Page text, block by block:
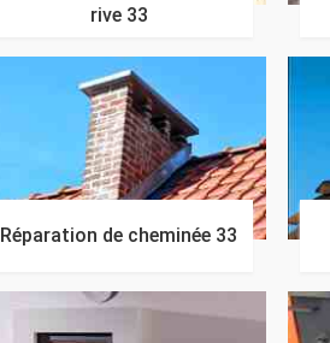
rive 33
Réparation de cheminée 33